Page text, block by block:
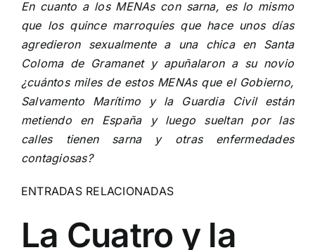
En cuanto a los MENAs con sarna, es lo mismo
que los quince marroquíes que hace unos días
agredieron sexualmente a una chica en Santa
Coloma de Gramanet y apuñalaron a su novio
¿cuántos miles de estos MENAs que el Gobierno,
Salvamento Marítimo y la Guardia Civil están
metiendo en España y luego sueltan por las
calles tienen sarna y otras enfermedades
contagiosas?
ENTRADAS RELACIONADAS
La Cuatro y la